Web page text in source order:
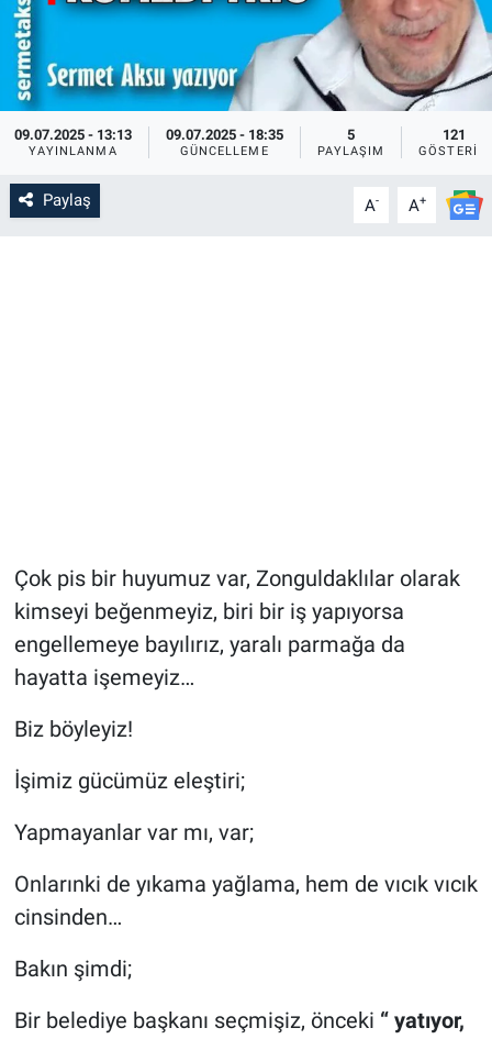
09.07.2025 - 13:13
YAYINLANMA
09.07.2025 - 18:35
GÜNCELLEME
5
PAYLAŞIM
121
GÖSTERIM
Paylaş A- A+
Çok pis bir huyumuz var, Zonguldaklılar olarak
kimseyi beğenmeyiz, biri bir iş yapıyorsa
engellemeye bayılırız, yaralı parmağa da
hayatta işemeyiz…
Biz böyleyiz!
İşimiz gücümüz eleştiri;
Yapmayanlar var mı, var;
Onlarınki de yıkama yağlama, hem de vıcık vıcık
cinsinden…
Bakın şimdi;
Bir belediye başkanı seçmişiz, önceki “ yatıyor,